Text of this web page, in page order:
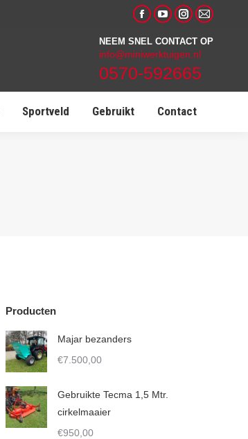
Facebook
page
opens
in
new
window
YouTube
page
opens
in
new
window
Instagram
page
opens
in
new
window
Mail
page
new
NEEM SNEL CONTACT OP
info@miniwerktuigen.nl
0570-592665
Sportveld Gebruikt Contact
Producten
Majar bezanders
€7.500,00
Gebruikte Tecma 1,5 Mtr.
cirkelmaaier
€950,00